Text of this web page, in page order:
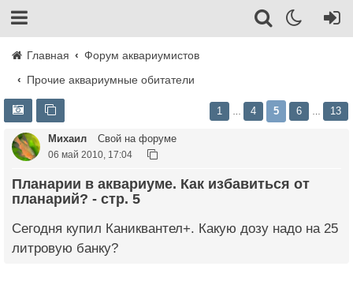
Главная
Форум аквариумистов
Прочие аквариумные обитатели
1 4 5 6 13
Михаил Свой на форуме
06 май 2010, 17:04
Планарии в аквариуме. Как избавиться от
планарий? - стр. 5
Сегодня купил Каниквантел+. Какую дозу надо на 25
литровую банку?